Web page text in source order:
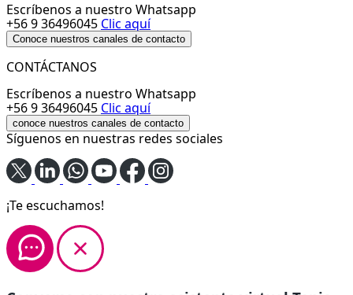
Escríbenos a nuestro Whatsapp
+56 9 36496045 Clic aquí
Conoce nuestros canales de contacto
CONTÁCTANOS
Escríbenos a nuestro Whatsapp
+56 9 36496045 Clic aquí
conoce nuestros canales de contacto
Síguenos en nuestras redes sociales
¡Te escuchamos!